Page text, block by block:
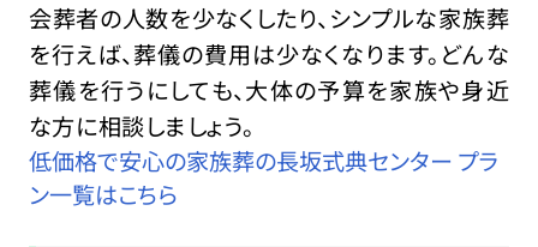
会葬者の人数を少なくしたり、シンプルな家族葬
を行えば、葬儀の費用は少なくなります。どんな
葬儀を行うにしても、大体の予算を家族や身近
な方に相談しましょう。
低価格で安心の家族葬の長坂式典センター プラ
ン一覧はこちら